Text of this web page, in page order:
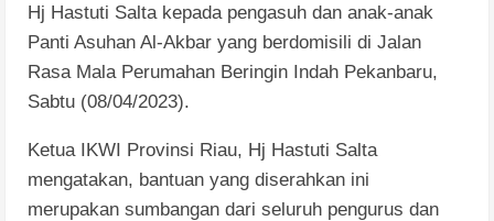
Hj Hastuti Salta kepada pengasuh dan anak-anak
Panti Asuhan Al-Akbar yang berdomisili di Jalan
Rasa Mala Perumahan Beringin Indah Pekanbaru,
Sabtu (08/04/2023).
Ketua IKWI Provinsi Riau, Hj Hastuti Salta
mengatakan, bantuan yang diserahkan ini
merupakan sumbangan dari seluruh pengurus dan